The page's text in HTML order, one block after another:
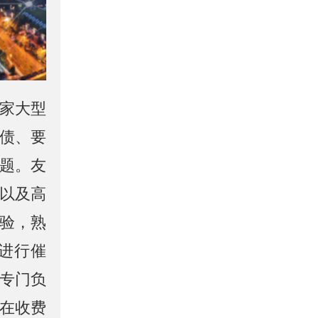
大型
、要
。友
及高
，熟
行催
门负
收费